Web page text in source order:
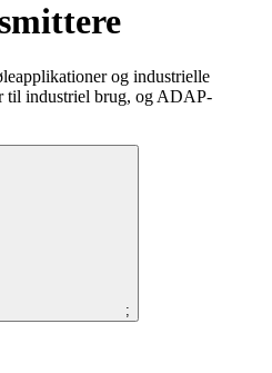
og industrielle
til industriel brug, og ADAP-
;